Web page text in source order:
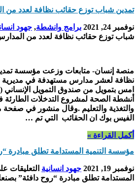
تمدين شباب توزع حقائب نظافة لعدد من
نوفمبر 24, 2021 برامج وانشطة, جهود
شباب توزع حقائب نظافة لعدد من
نظافة لعشر مدارس مستهدفة في مديرية
أنشطة الصحة لمشروع التدخلات
والتغذية والتعليم .وقال منشور في
الفيس بوك ان الحقائب التي تم …
أكمل القراءة »
مؤسسة التنمية المستدامة تطلق مبادرة
نوفمبر 19, 2021 جهود انسانية التعليقات
المستدامة تطلق مبادرة “روح دافئة”